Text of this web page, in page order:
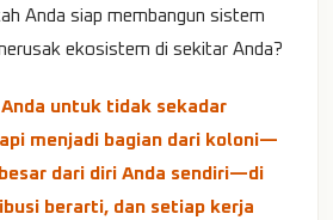
Anda siap membangun sistem
ekosistem di sekitar Anda?
untuk tidak sekadar
menjadi bagian dari koloni—
dari diri Anda sendiri—di
berarti, dan setiap kerja